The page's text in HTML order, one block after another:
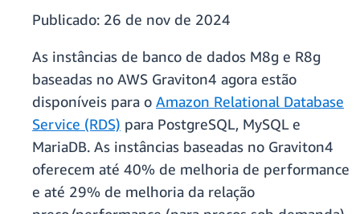
Publicado: 26 de nov de 2024
As instâncias de banco de dados M8g e R8g
baseadas no AWS Graviton4 agora estão
disponíveis para o Amazon Relational Database
Service (RDS) para PostgreSQL, MySQL e
MariaDB. As instâncias baseadas no Graviton4
oferecem até 40% de melhoria de performance
e até 29% de melhoria da relação